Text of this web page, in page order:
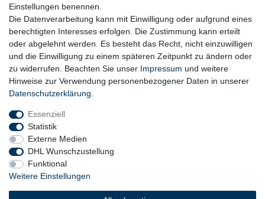
Widerrufs­recht
Einstellungen benennen.
Die Datenverarbeitung kann mit Einwilligung oder aufgrund eines
berechtigten Interesses erfolgen. Die Zustimmung kann erteilt
oder abgelehnt werden. Es besteht das Recht, nicht einzuwilligen
und die Einwilligung zu einem späteren Zeitpunkt zu ändern oder
zu widerrufen. Beachten Sie unser Impressum und weitere
Hinweise zur Verwendung personenbezogener Daten in unserer
Daten­schutz­erklärung
Essenziell
Statistik
Externe Medien
DHL Wunschzustellung
Funktional
Weitere Einstellungen